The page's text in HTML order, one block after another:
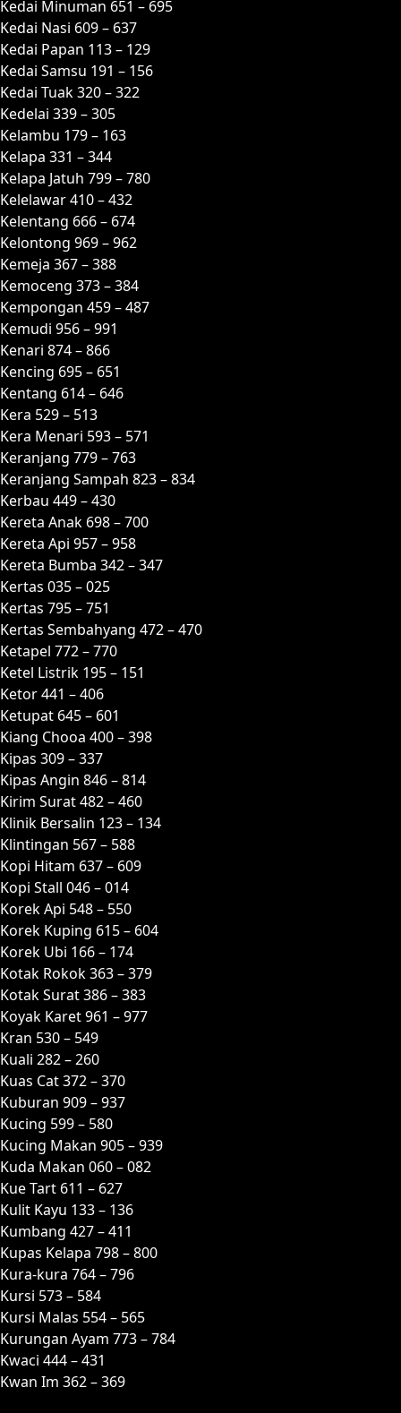
Kedai Minuman 651 – 695
Kedai Nasi 609 – 637
Kedai Papan 113 – 129
Kedai Samsu 191 – 156
Kedai Tuak 320 – 322
Kedelai 339 – 305
Kelambu 179 – 163
Kelapa 331 – 344
Kelapa Jatuh 799 – 780
Kelelawar 410 – 432
Kelentang 666 – 674
Kelontong 969 – 962
Kemeja 367 – 388
Kemoceng 373 – 384
Kempongan 459 – 487
Kemudi 956 – 991
Kenari 874 – 866
Kencing 695 – 651
Kentang 614 – 646
Kera 529 – 513
Kera Menari 593 – 571
Keranjang 779 – 763
Keranjang Sampah 823 – 834
Kerbau 449 – 430
Kereta Anak 698 – 700
Kereta Api 957 – 958
Kereta Bumba 342 – 347
Kertas 035 – 025
Kertas 795 – 751
Kertas Sembahyang 472 – 470
Ketapel 772 – 770
Ketel Listrik 195 – 151
Ketor 441 – 406
Ketupat 645 – 601
Kiang Chooa 400 – 398
Kipas 309 – 337
Kipas Angin 846 – 814
Kirim Surat 482 – 460
Klinik Bersalin 123 – 134
Klintingan 567 – 588
Kopi Hitam 637 – 609
Kopi Stall 046 – 014
Korek Api 548 – 550
Korek Kuping 615 – 604
Korek Ubi 166 – 174
Kotak Rokok 363 – 379
Kotak Surat 386 – 383
Koyak Karet 961 – 977
Kran 530 – 549
Kuali 282 – 260
Kuas Cat 372 – 370
Kuburan 909 – 937
Kucing 599 – 580
Kucing Makan 905 – 939
Kuda Makan 060 – 082
Kue Tart 611 – 627
Kulit Kayu 133 – 136
Kumbang 427 – 411
Kupas Kelapa 798 – 800
Kura-kura 764 – 796
Kursi 573 – 584
Kursi Malas 554 – 565
Kurungan Ayam 773 – 784
Kwaci 444 – 431
Kwan Im 362 – 369